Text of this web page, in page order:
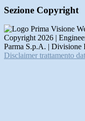
Sezione Copyright
Copyright 2026 |
Parma S.p.A. |
Disclaimer trattamento